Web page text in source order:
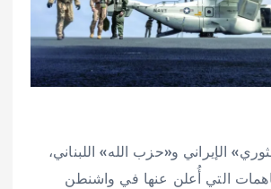
الإيراني و«حزب الله» اللبناني،
التي أُعلن عنها في واشنطن